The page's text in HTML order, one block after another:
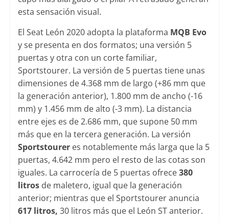
esta sensación visual.
El Seat León 2020 adopta la plataforma MQB Evo
y se presenta en dos formatos; una versión 5
puertas y otra con un corte familiar,
Sportstourer. La versión de 5 puertas tiene unas
dimensiones de 4.368 mm de largo (+86 mm que
la generación anterior), 1.800 mm de ancho (-16
mm) y 1.456 mm de alto (-3 mm). La distancia
entre ejes es de 2.686 mm, que supone 50 mm
más que en la tercera generación. La versión
Sportstoureres notablemente más larga que la 5
puertas, 4.642 mm pero el resto de las cotas son
iguales. La carrocería de 5 puertas ofrece380
litrosde maletero, igual que la generación
anterior; mientras que el Sportstourer anuncia
617 litros, 30 litros más que el León ST anterior.